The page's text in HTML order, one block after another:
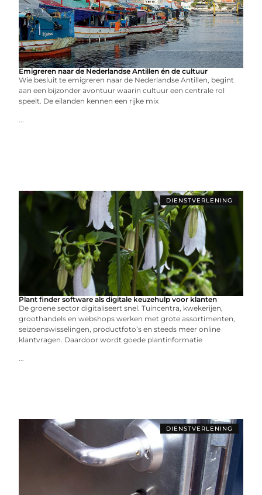
Emigreren naar de Nederlandse Antillen én de cultuur
Wie besluit te emigreren naar de Nederlandse Antillen, begint
aan een bijzonder avontuur waarin cultuur een centrale rol
speelt. De eilanden kennen een rijke mix
...
DIENSTVERLENING
Plant finder software als digitale keuzehulp voor klanten
De groene sector digitaliseert snel. Tuincentra, kwekerijen,
groothandels en webshops werken met grote assortimenten,
seizoenswisselingen, productfoto’s en steeds meer online
klantvragen. Daardoor wordt goede plantinformatie
...
DIENSTVERLENING